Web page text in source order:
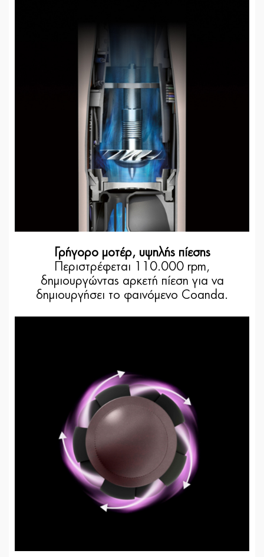
Γρήγορο μοτέρ, υψηλής πίεσης
Περιστρέφεται 110.000 rpm,
δημιουργώντας αρκετή πίεση για να
δημιουργήσει το φαινόμενο Coanda.